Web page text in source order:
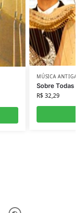
MÚSICA
Sobre Todas
R$32,29